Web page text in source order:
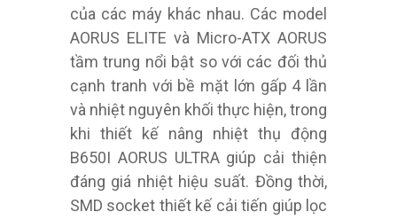
của các máy khác nhau. Các model
AORUS ELITE và Micro-ATX AORUS
tầm trung nổi bật so với các đối thủ
cạnh tranh với bề mặt lớn gấp 4 lần
và nhiệt nguyên khối thực hiện, trong
khi thiết kế nâng nhiệt thụ động
B650I AORUS ULTRA giúp cải thiện
đáng giá nhiệt hiệu suất. Đồng thời,
SMD socket thiết kế cải tiến giúp lọc